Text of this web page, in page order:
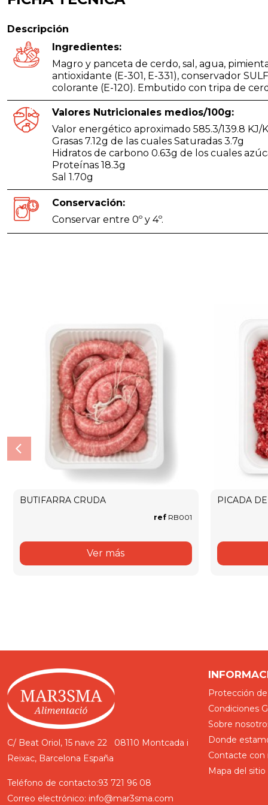
Descripción
Ingredientes:
Magro y panceta de cerdo, sal, agua,
antioxidante (E-301, E-331), conservador
colorante (E-120). Embutido con tripa de
Valores Nutricionales medios/100g:
Valor energético aproximado 585.3/139.8 KJ/
Grasas 7.12g de las cuales Saturadas 3.7g
Hidratos de carbono 0.63g de los cuales
Proteínas 18.3g
Sal 1.70g
Conservación:
Conservar entre 0º y 4º.
BUTIFARRA CRUDA
refRB001
Ver más
PICADA
C/ Beat Oriol, 15 nave 22
08110 Montcada i
Reixac, Barcelona España
Teléfono de contacto:93 721 96 08
Correo electrónico: info@mar3sma.com
Protección
Condiciones
Sobre
Donde
Contacte con
Mapa del sitio